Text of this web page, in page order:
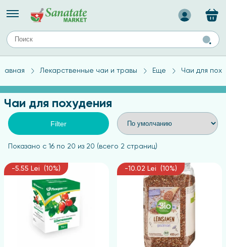
лица
Назад
ТИПЫ КОЖИ
Средства для комбинированной кожи
Средства для проблемной кожи
Средства для жирной кожи
Средства для чувствительной кожи
Лекарственные чаи и травы Еще Чаи для
Чаи для похудения
Filter
Показано с 16 по 20 из 20 (всего 2 страниц)
-5.55 Lei (10%) -10.02 Lei (10%)